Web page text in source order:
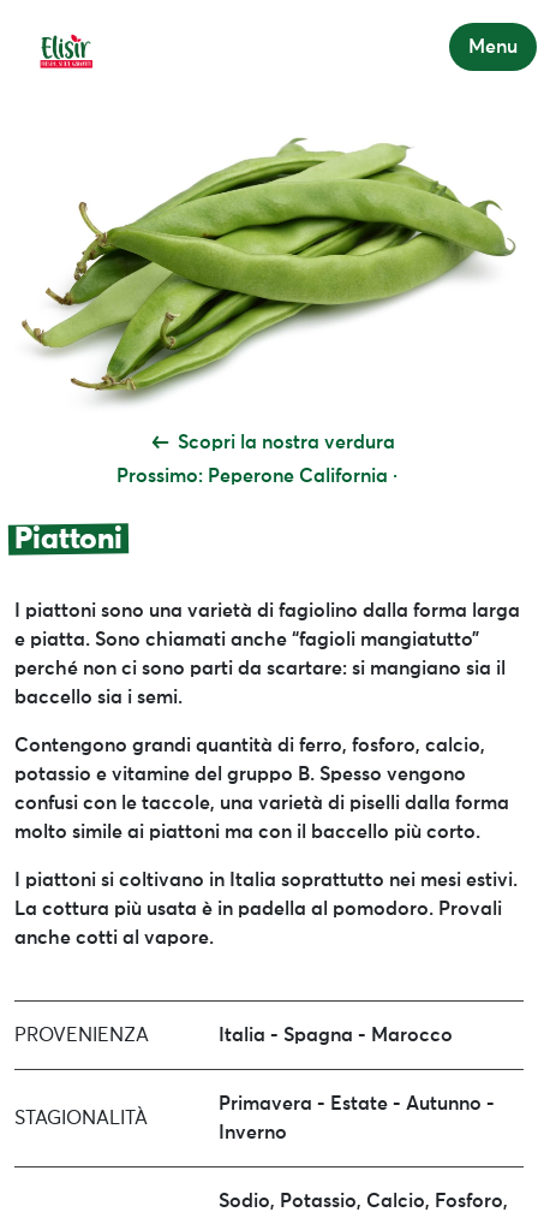
Menu
Scopri la nostra verdura
Prossimo: Peperone California
Piattoni
I piattoni sono una varietà di fagiolino dalla forma larga
e piatta. Sono chiamati anche “fagioli mangiatutto”
perché non ci sono parti da scartare: si mangiano sia il
baccello sia i semi.
Contengono grandi quantità di ferro, fosforo, calcio,
potassio e vitamine del gruppo B. Spesso vengono
confusi con le taccole, una varietà di piselli dalla forma
molto simile ai piattoni ma con il baccello più corto.
I piattoni si coltivano in Italia soprattutto nei mesi estivi.
La cottura più usata è in padella al pomodoro. Provali
anche cotti al vapore.
PROVENIENZA Italia - Spagna - Marocco
STAGIONALITÀ
Primavera - Estate - Autunno -
Inverno
Sodio, Potassio, Calcio, Fosforo,